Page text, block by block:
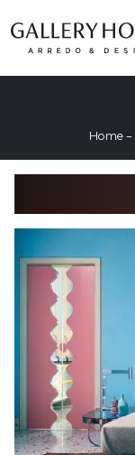
Home -